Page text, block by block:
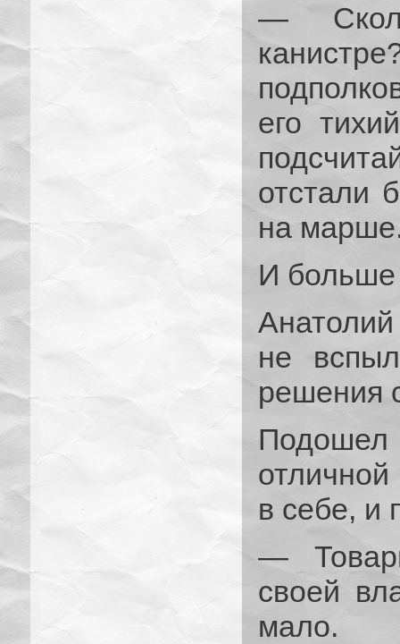
—
его
отстали
на
И больше
не
решения
в себе, и
—
своей
мало.